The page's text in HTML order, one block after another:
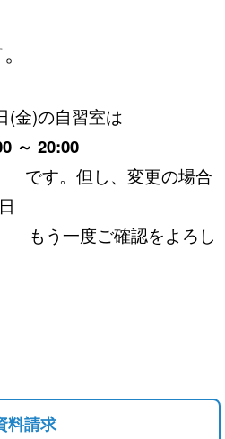
)の自習室は
～ 20:00
、変更の場合
確認をよろし
料請求